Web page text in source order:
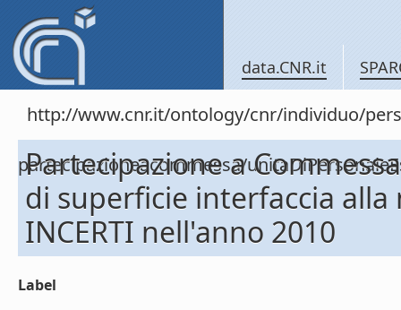
data.CNR.it
http://www.cnr.it/ontology/cnr/individuo/
partecipazioneacommessa/
Partecipazione a
di superficie interfaccia alla
INCERTI nell'anno 2010
Label